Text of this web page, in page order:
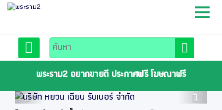
สมัครสมาชิก
ลงประกาศฟรี
พระราม2 อยากขายดี ประกาศฟรี โฆษณาฟรี
Previous